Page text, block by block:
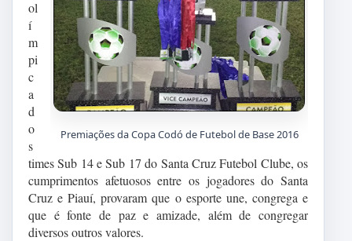
Premiações da Copa Codó de Futebol de Base 2016
ol
í
m
pi
c
a
d
o
s
times Sub 14 e Sub 17 do Santa Cruz Futebol Clube, os
cumprimentos afetuosos entre os jogadores do Santa
Cruz e Piauí, provaram que o esporte une, congrega e
que é fonte de paz e amizade, além de congregar
diversos outros valores.